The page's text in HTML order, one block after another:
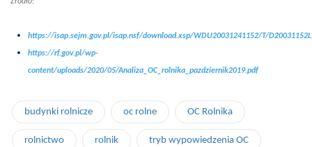
https://isap.sejm.gov.pl/isap.nsf/download.xsp/WDU20031241152/T/
https://rf.gov.pl/wp-
content/uploads/2020/05/Analiza_OC_rolnika_pazdziernik2019.pdf
budynki rolnicze oc rolne OC Rolnika
rolnictwo rolnik tryb wypowiedzenia OC